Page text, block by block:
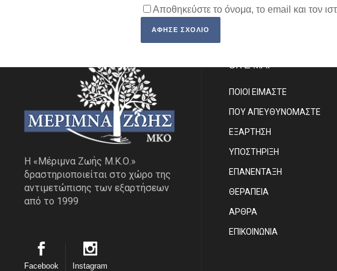
Αποθηκεύστε το όνομα, το email και τον
Η «Μέριμνα Ζωής Μ.Κ.Ο.»
δραστηριοποιείται στο χώρο της
αντιμετώπισης των εξαρτήσεων
από το 1999
Facebook Instagram
SITE MAP
ΠΟΙΟΙ ΕΙΜΑΣΤE
ΠΟΥ ΑΠΕΥΘΥΝΟΜΑΣΤΕ
ΕΞΑΡΤΗΣΗ
ΥΠΟΣΤΗΡΙΞΗ
ΕΠΑΝΕΝΤΑΞΗ
ΘΕΡΑΠΕΙΑ
ΑΡΘΡΑ
EΠΙΚΟΙΝΩΝΙΑ